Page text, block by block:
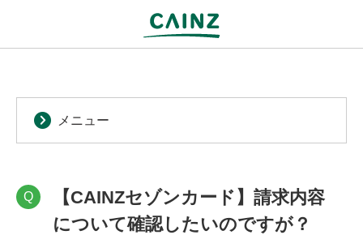
メニュー
Q
【CAINZセゾンカード】請求内容
について確認したいのですが？